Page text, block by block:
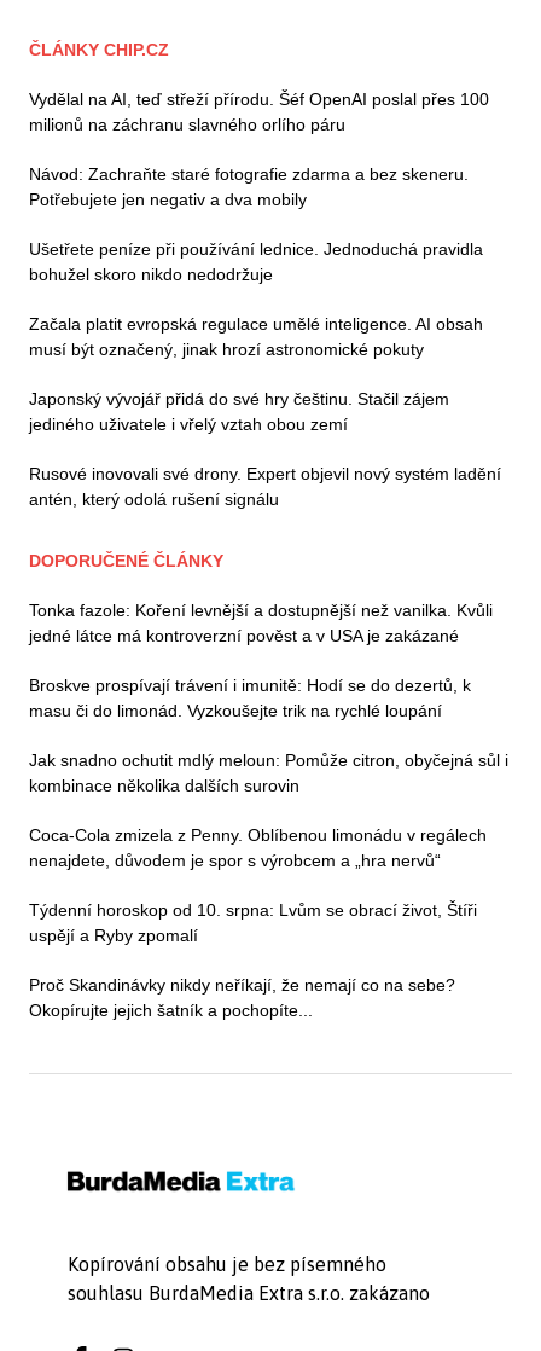
ČLÁNKY CHIP.CZ
Vydělal na AI, teď střeží přírodu. Šéf OpenAI poslal přes 100
milionů na záchranu slavného orlího páru
Návod: Zachraňte staré fotografie zdarma a bez skeneru.
Potřebujete jen negativ a dva mobily
Ušetřete peníze při používání lednice. Jednoduchá pravidla
bohužel skoro nikdo nedodržuje
Začala platit evropská regulace umělé inteligence. AI obsah
musí být označený, jinak hrozí astronomické pokuty
Japonský vývojář přidá do své hry češtinu. Stačil zájem
jediného uživatele i vřelý vztah obou zemí
Rusové inovovali své drony. Expert objevil nový systém ladění
antén, který odolá rušení signálu
DOPORUČENÉ ČLÁNKY
Tonka fazole: Koření levnější a dostupnější než vanilka. Kvůli
jedné látce má kontroverzní pověst a v USA je zakázané
Broskve prospívají trávení i imunitě: Hodí se do dezertů, k
masu či do limonád. Vyzkoušejte trik na rychlé loupání
Jak snadno ochutit mdlý meloun: Pomůže citron, obyčejná sůl i
kombinace několika dalších surovin
Coca-Cola zmizela z Penny. Oblíbenou limonádu v regálech
nenajdete, důvodem je spor s výrobcem a „hra nervů“
Týdenní horoskop od 10. srpna: Lvům se obrací život, Štíři
uspějí a Ryby zpomalí
Proč Skandinávky nikdy neříkají, že nemají co na sebe?
Okopírujte jejich šatník a pochopíte...
Kopírování obsahu je bez písemného
souhlasu BurdaMedia Extra s.r.o. zakázano